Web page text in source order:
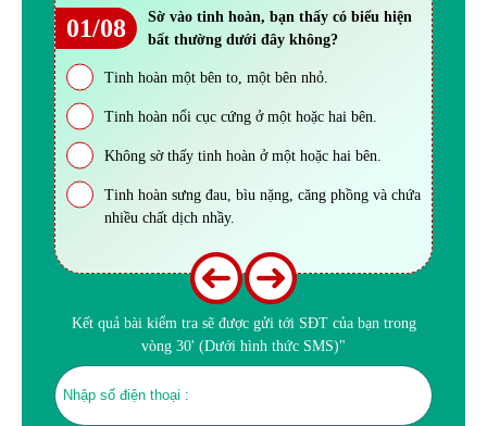
01/08
Sờ vào tinh hoàn, bạn thấy có biểu hiện
bất thường dưới đây không?
Tinh hoàn một bên to, một bên nhỏ.
Tinh hoàn nổi cục cứng ở một hoặc hai bên.
Không sờ thấy tinh hoàn ở một hoặc hai bên.
Tinh hoàn sưng đau, bìu nặng, căng phồng và chứa
nhiều chất dịch nhầy.
Kết quả bài kiểm tra sẽ được gửi tới SĐT của bạn trong
vòng 30' (Dưới hình thức SMS)"